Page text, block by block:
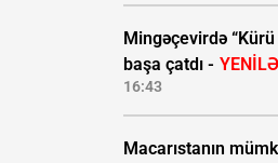
Mingəçevirdə “Kürü
başa çatdı -
16:43
Macarıstanın